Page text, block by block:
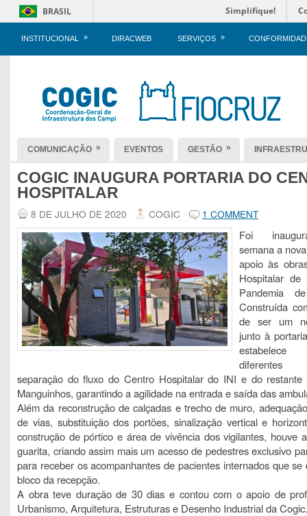
BRASIL Simplifique!
INSTITUCIONAL » DIRACWEB SERVIÇOS »
COMUNICAÇÃO » EVENTOS GESTÃO »
COGIC INAUGURA PORTARIA DO
HOSPITALAR
8 DE JULHO DE 2020 COGIC 1 COMMENT
Foi
semana a
apoio às
Hospitalar
Pandemia
Construída
de ser um
junto à
separação do fluxo do Centro Hospitalar do INI e do restante
Manguinhos, garantindo a agilidade na entrada e saída das
Além da reconstrução de calçadas e trecho de muro,
de vias, substituição dos portões, sinalização vertical e
construção de pórtico e área de vivência dos vigilantes, houve
guarita, criando assim mais um acesso de pedestres exclusivo
para receber os acompanhantes de pacientes internados que se
bloco da recepção.
A obra teve duração de 30 dias e contou com o apoio de
Urbanismo, Arquitetura, Estruturas e Desenho Industrial da Cogic.